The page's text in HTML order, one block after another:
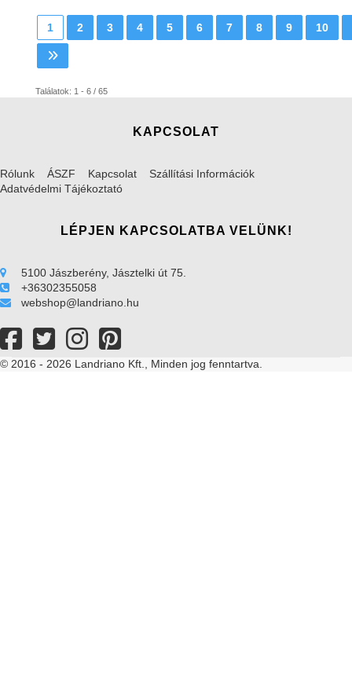
1 2 3 4 5 6 7 8 9 10
Találatok: 1 - 6 / 65
KAPCSOLAT
Rólunk ÁSZF Kapcsolat
Szállítási Információk
Adatvédelmi Tájékoztató
LÉPJEN KAPCSOLATBA VELÜNK!
5100 Jászberény, Jásztelki út 75.
+36302355058
webshop@landriano.hu
© 2016 - 2026 Landriano Kft., Minden jog fenntartva.